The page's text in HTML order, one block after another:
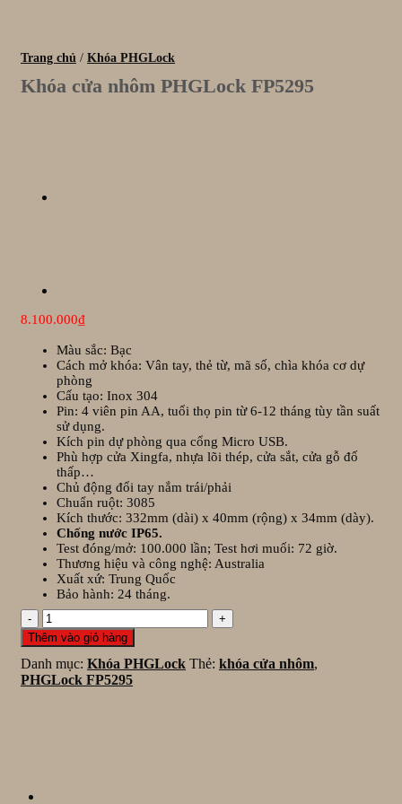
Trang chủ / Khóa PHGLock
Khóa cửa nhôm PHGLock FP5295
8.100.000₫
Màu sắc: Bạc
Cách mở khóa: Vân tay, thẻ từ, mã số, chìa khóa cơ dự
phòng
Cấu tạo: Inox 304
Pin: 4 viên pin AA, tuổi thọ pin từ 6-12 tháng tùy tần suất
sử dụng.
Kích pin dự phòng qua cổng Micro USB.
Phù hợp cửa Xingfa, nhựa lõi thép, cửa sắt, cửa gỗ đố
thấp…
Chủ động đổi tay nắm trái/phải
Chuẩn ruột: 3085
Kích thước: 332mm (dài) x 40mm (rộng) x 34mm (dày).
Chống nước IP65.
Test đóng/mở: 100.000 lần; Test hơi muối: 72 giờ.
Thương hiệu và công nghệ: Australia
Xuất xứ: Trung Quốc
Bảo hành: 24 tháng.
Khóa
cửa
nhôm
PHGLock
FP5295
Thêm vào giỏ hàng
Danh mục: Khóa PHGLock Thẻ: khóa cửa nhôm,
PHGLock FP5295